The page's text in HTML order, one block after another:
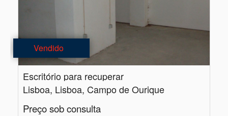
Vendido
Escritório para recuperar
Lisboa, Lisboa, Campo de Ourique
Preço sob consulta